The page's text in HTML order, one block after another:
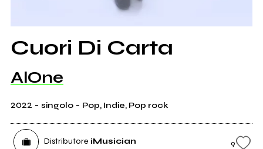
Cuori Di Carta
AlOne
2022 - singolo- Pop, Indie, Pop rock
Distributore iMusician 9